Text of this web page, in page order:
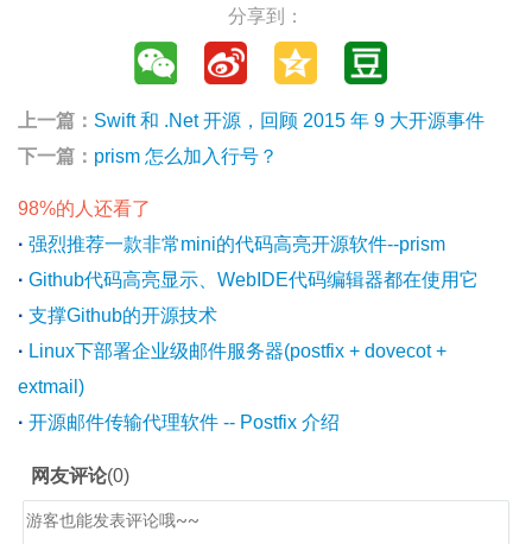
分享到：
上一篇： Swift 和 .Net 开源，回顾 2015 年 9 大开源事件
下一篇： prism 怎么加入行号？
98%的人还看了
· 强烈推荐一款非常mini的代码高亮开源软件--prism
· Github代码高亮显示、WebIDE代码编辑器都在使用它
· 支撑Github的开源技术
· Linux下部署企业级邮件服务器(postfix + dovecot +
extmail)
· 开源邮件传输代理软件 -- Postfix 介绍